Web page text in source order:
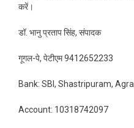
करें।
डॉ. भानु प्रताप सिंह, संपादक
गूगल-पे, पेटीएम 9412652233
Bank: SBI, Shastripuram, Agra
Account: 10318742097